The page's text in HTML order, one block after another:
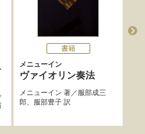
書籍
メニューイン
ヴァイオリン奏法
メニューイン 著／ 服部成三
郎、 服部豊子訳